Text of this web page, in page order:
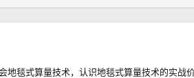
地毯式算量技术，认识地毯式算量技术的实战